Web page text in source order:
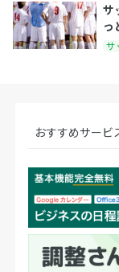
サ
っ
サ
おすすめサービ